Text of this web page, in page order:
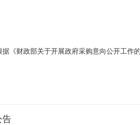
《财政部关于开展政府采购意向公开工
年05月采购需求概况标的名称：2025年
告